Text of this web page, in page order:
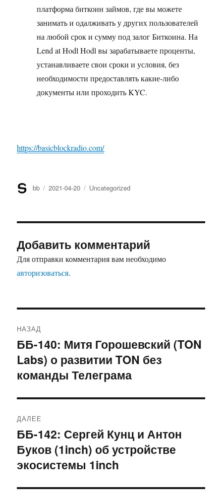
платформа биткоин займов, где вы можете
занимать и одалживать у других пользователей
на любой срок и сумму под залог Биткоина. На
Lend at Hodl Hodl вы зарабатываете проценты,
устанавливаете свои сроки и условия, без
необходимости предоставлять какие-либо
документы или проходить KYC.
https://basicblockradio.com/
Автор
bb Опубликовано
2021-04-20 Рубрики
Uncategorized
Добавить комментарий
Для отправки комментария вам необходимо
авторизоваться.
по
записям
НАЗАД
Предыдущая
запись:
ББ-140: Митя Горошевский (TON
Labs) о развитии TON без
команды Телеграма
ДАЛЕЕ
Следующая
запись:
ББ-142: Сергей Кунц и Антон
Буков (1inch) об устройстве
экосистемы 1inch